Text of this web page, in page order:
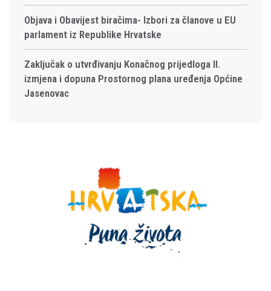
Objava i Obavijest biračima- Izbori za članove u EU
parlament iz Republike Hrvatske
Zaključak o utvrđivanju Konačnog prijedloga II.
izmjena i dopuna Prostornog plana uređenja Općine
Jasenovac